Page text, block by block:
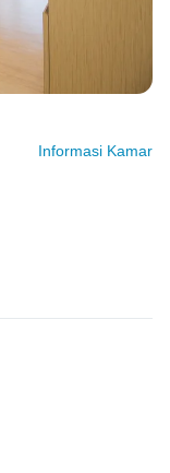
Informasi Kamar